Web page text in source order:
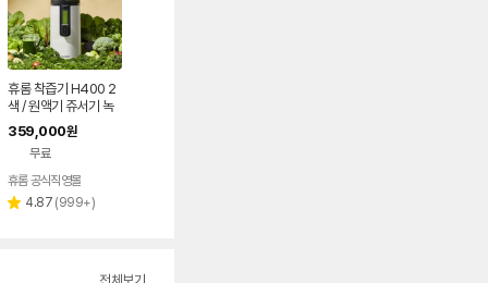
휴롬 착즙기 H400 2
색 / 원액기 쥬서기 녹
즙기
359,000원
무료
휴롬 공식직영몰
별 4.87 리
(999+)